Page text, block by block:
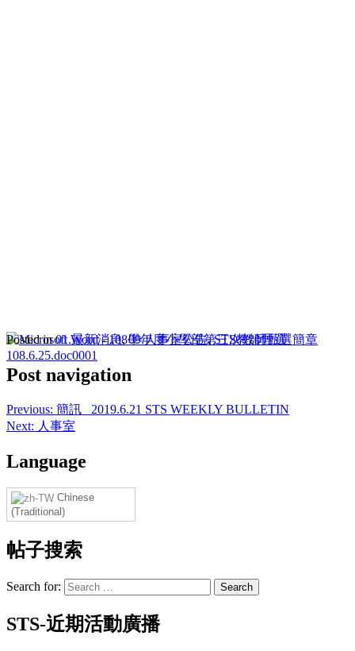
Posted in01.最新消息,09.人事室公告,STS教師甄選
Post navigation
Previous: 簡訊_ 2019.6.21 STS WEEKLY BULLETIN
Next: 人事室
Language
Chinese
(Traditional)
帖子搜索
Search for:
STS-近期活動廣播